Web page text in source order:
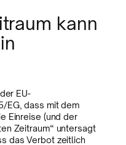
kann
EU-
EG, dass mit dem
Einreise (und der
Zeitraum“ untersagt
das Verbot zeitlich